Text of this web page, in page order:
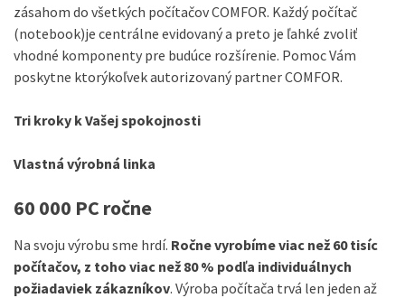
zásahom do všetkých počítačov COMFOR. Každý počítač
(notebook)je centrálne evidovaný a preto je ľahké zvoliť
vhodné komponenty pre budúce rozšírenie. Pomoc Vám
poskytne ktorýkoľvek autorizovaný partner COMFOR.
Tri kroky k Vašej spokojnosti
Vlastná výrobná linka
60 000 PC ročne
Na svoju výrobu sme hrdí. Ročne vyrobíme viac než 60 tisíc
počítačov, z toho viac než 80 % podľa individuálnych
požiadaviek zákazníkov. Výroba počítača trvá len jeden až